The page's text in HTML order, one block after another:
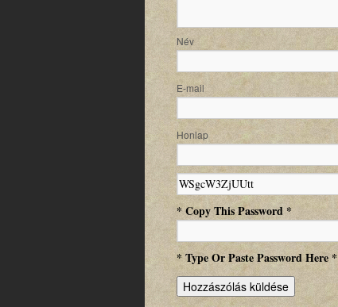
E-
Honlap
* Copy This Password *
* Type Or Paste Password Here *